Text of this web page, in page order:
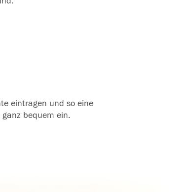
eintragen und so eine
bequem ein.